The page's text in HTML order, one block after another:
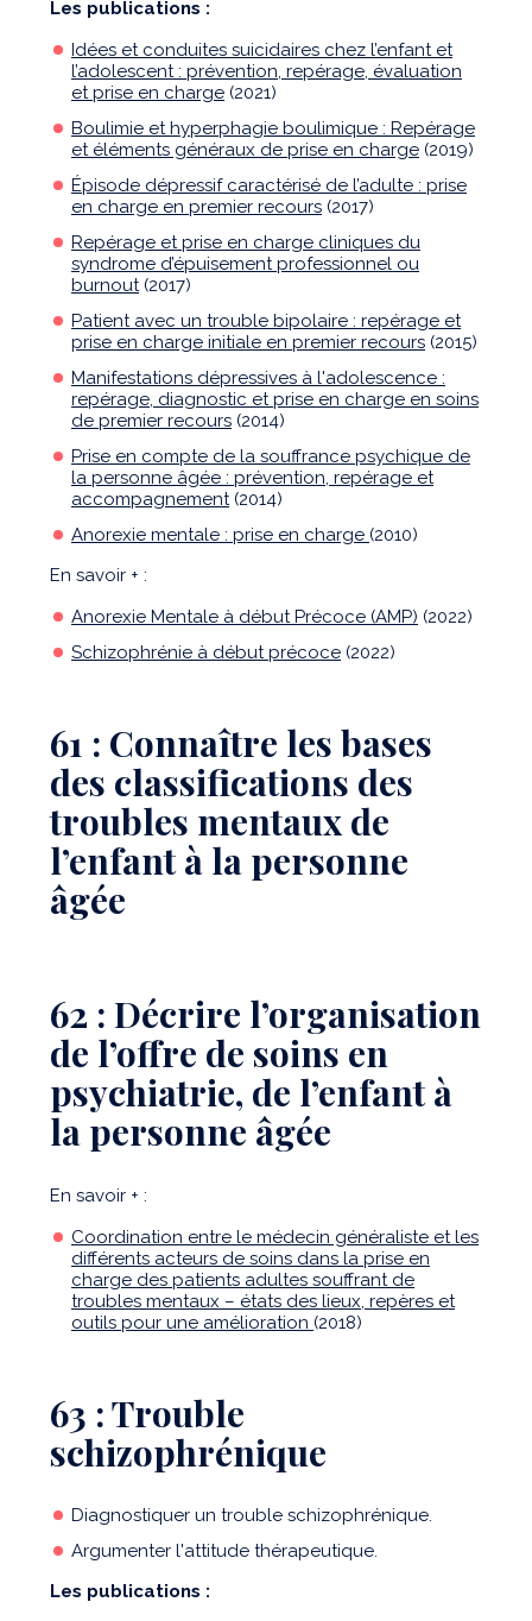
Les publications :
Idées et conduites suicidaires chez l’enfant et
l’adolescent : prévention, repérage, évaluation
et prise en charge (2021)
Boulimie et hyperphagie boulimique : Repérage
et éléments généraux de prise en charge (2019)
Épisode dépressif caractérisé de l’adulte : prise
en charge en premier recours (2017)
Repérage et prise en charge cliniques du
syndrome d’épuisement professionnel ou
burnout(2017)
Patient avec un trouble bipolaire : repérage et
prise en charge initiale en premier recours (2015)
Manifestations dépressives à l'adolescence :
repérage, diagnostic et prise en charge en soins
de premier recours (2014)
Prise en compte de la souffrance psychique de
la personne âgée : prévention, repérage et
accompagnement(2014)
Anorexie mentale : prise en charge (2010)
En savoir + :
Anorexie Mentale à début Précoce (AMP) (2022)
Schizophrénie à début précoce (2022)
61 : Connaître les bases
des classifications des
troubles mentaux de
l’enfant à la personne
âgée
62 : Décrire l’organisation
de l’offre de soins en
psychiatrie, de l’enfant à
la personne âgée
En savoir + :
Coordination entre le médecin généraliste et les
différents acteurs de soins dans la prise en
charge des patients adultes souffrant de
troubles mentaux – états des lieux, repères et
outils pour une amélioration (2018)
63 : Trouble
schizophrénique
Diagnostiquer un trouble schizophrénique.
Argumenter l'attitude thérapeutique.
Les publications :